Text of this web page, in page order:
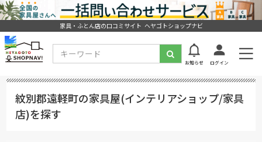
家具・ふとん店の口コミサイト ヘヤゴトショップナビ
お知らせ ログイン
紋別郡遠軽町の家具屋(インテリアショップ/家具
店)を探す